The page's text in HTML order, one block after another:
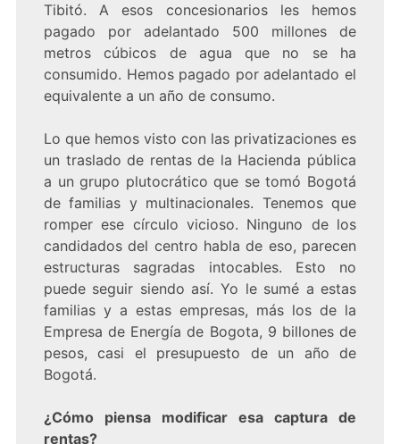
Tibitó. A esos concesionarios les hemos
pagado por adelantado 500 millones de
metros cúbicos de agua que no se ha
consumido. Hemos pagado por adelantado el
equivalente a un año de consumo.
Lo que hemos visto con las privatizaciones es
un traslado de rentas de la Hacienda pública
a un grupo plutocrático que se tomó Bogotá
de familias y multinacionales. Tenemos que
romper ese círculo vicioso. Ninguno de los
candidados del centro habla de eso, parecen
estructuras sagradas intocables. Esto no
puede seguir siendo así. Yo le sumé a estas
familias y a estas empresas, más los de la
Empresa de Energía de Bogota, 9 billones de
pesos, casi el presupuesto de un año de
Bogotá.
¿Cómo piensa modificar esa captura de
rentas?